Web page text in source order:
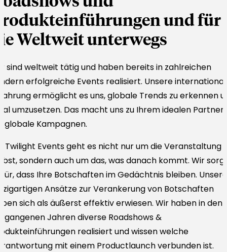
und für
Weltweit unterwegs
sind weltweit tätig und haben bereits in zahlreichen
erfolgreiche Events realisiert. Unsere
ermöglicht es uns, globale Trends zu erkennen
umzusetzen. Das macht uns zu Ihrem idealen Partner
globale Kampagnen.
Twilight Events geht es nicht nur um die Veranstaltung
sondern auch um das, was danach kommt. Wir
dass Ihre Botschaften im Gedächtnis bleiben. Unsere
Ansätze zur Verankerung von Botschaften
sich als äußerst effektiv erwiesen. Wir haben in den
Jahren diverse Roadshows &
realisiert und wissen welche
mit einem Productlaunch verbunden ist.